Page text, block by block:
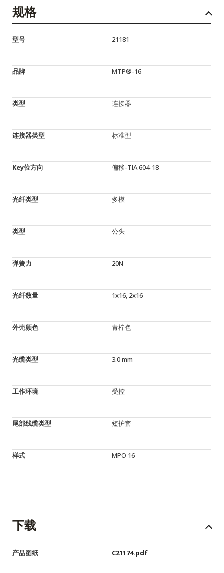
规格
型号 21181
品牌 MTP®-16
类型 连接器
连接器类型 标准型
Key位方向 偏移-TIA 604-18
光纤类型 多模
类型 公头
弹簧力 20N
光纤数量 1x16, 2x16
外壳颜色 青柠色
光缆类型 3.0 mm
工作环境 受控
尾部线缆类型 短护套
样式 MPO 16
下载
产品图纸 C21174.pdf